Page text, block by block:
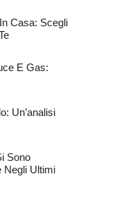
Casa: Scegli
E Gas:
Un’analisi
Sono
Negli Ultimi